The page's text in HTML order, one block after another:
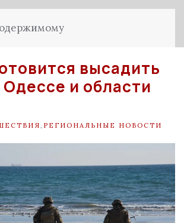
высадить
и области
РЕГИОНАЛЬНЫЕ НОВОСТИ